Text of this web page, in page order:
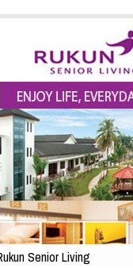
Senior Living